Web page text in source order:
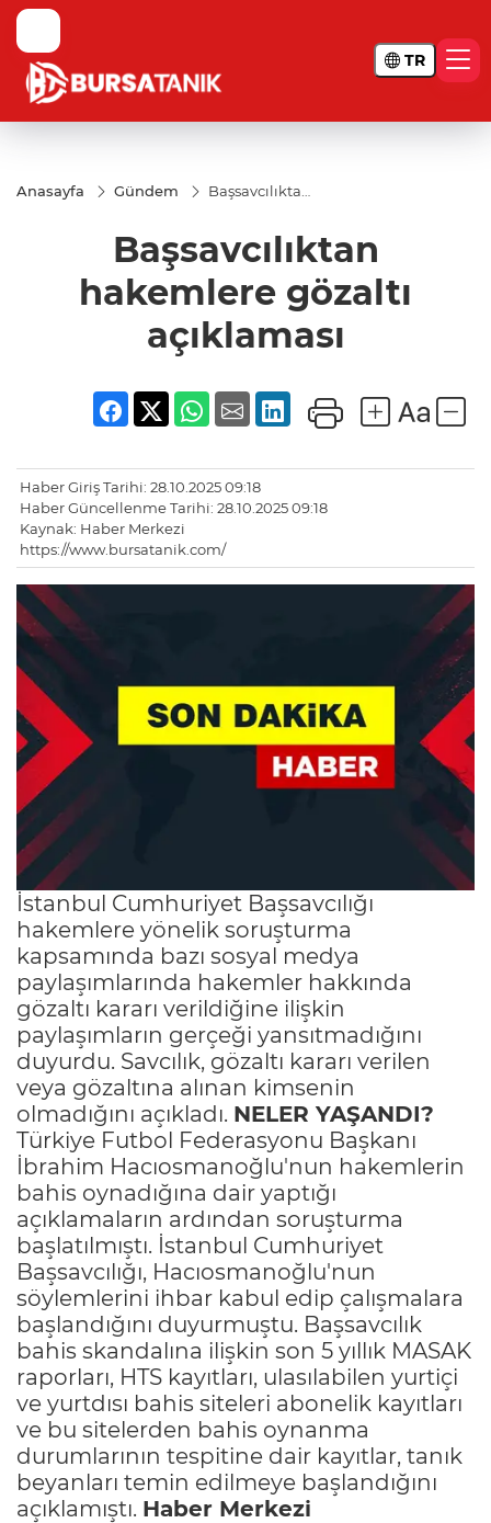
TR
Anasayfa Gündem
Başsavcılıktan
açıklaması
Başsavcılıktan
hakemlere gözaltı
açıklaması
Haber Giriş Tarihi: 28.10.2025 09:18
Haber Güncellenme Tarihi: 28.10.2025 09:18
Kaynak: Haber Merkezi
https://www.bursatanik.com/
İstanbul Cumhuriyet Başsavcılığı
hakemlere yönelik soruşturma
kapsamında bazı sosyal medya
paylaşımlarında hakemler hakkında
gözaltı kararı verildiğine ilişkin
paylaşımların gerçeği yansıtmadığını
duyurdu. Savcılık, gözaltı kararı verilen
veya gözaltına alınan kimsenin
olmadığını açıkladı. NELER YAŞANDI?
Türkiye Futbol Federasyonu Başkanı
İbrahim Hacıosmanoğlu'nun hakemlerin
bahis oynadığına dair yaptığı
açıklamaların ardından soruşturma
başlatılmıştı. İstanbul Cumhuriyet
Başsavcılığı, Hacıosmanoğlu'nun
söylemlerini ihbar kabul edip çalışmalara
başlandığını duyurmuştu. Başsavcılık
bahis skandalına ilişkin son 5 yıllık MASAK
raporları, HTS kayıtları, ulasılabilen yurtiçi
ve yurtdısı bahis siteleri abonelik kayıtları
ve bu sitelerden bahis oynanma
durumlarının tespitine dair kayıtlar, tanık
beyanları temin edilmeye başlandığını
açıklamıştı. Haber Merkezi